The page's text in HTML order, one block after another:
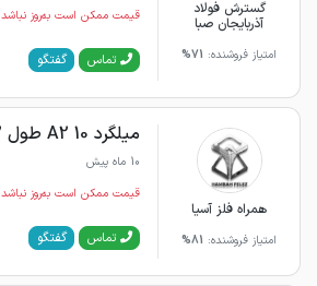
گسترش فولاد
آذربایجان صبا
امتیاز فروشنده: 71%
قیمت ممکن است به‌روز نباشد
تماس گفتگو
همراه فلز آسیا
امتیاز فروشنده: 81%
میلگرد 10 A2 طول 12 درپاد تبریز
10 ماه پیش
قیمت ممکن است به‌روز نباشد
تماس گفتگو